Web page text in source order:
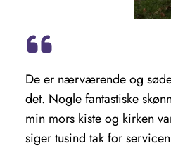
De er nærværende og
det. Nogle fantastiske
min mors kiste og kirken
siger tusind tak for